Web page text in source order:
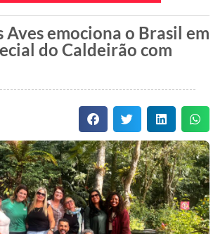
Aves emociona o Brasil em
do Caldeirão com